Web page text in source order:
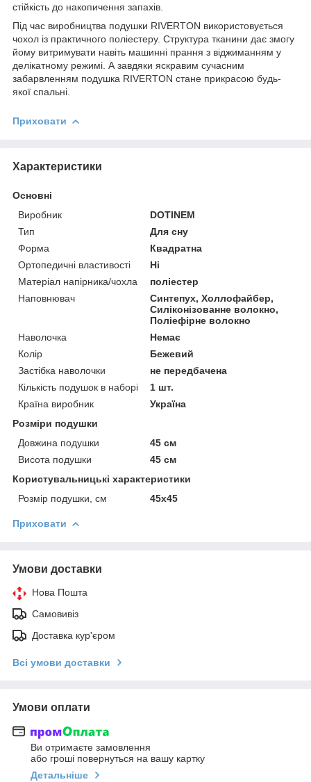
стійкість до накопичення запахів.
Під час виробництва подушки RIVERTON використовується
чохол із практичного поліестеру. Структура тканини дає змогу
йому витримувати навіть машинні прання з віджиманням у
делікатному режимі. А завдяки яскравим сучасним
забарвленням подушка RIVERTON стане прикрасою будь-
якої спальні.
Приховати
Характеристики
Основні
Виробник
DOTINEM
Тип
Для сну
Форма
Квадратна
Ортопедичні властивості
Ні
Матеріал напірника/чохла
поліестер
Наповнювач
Синтепух, Холлофайбер,
Силіконізованне волокно,
Поліефірне волокно
Наволочка
Немає
Колір
Бежевий
Застібка наволочки
не передбачена
Кількість подушок в наборі
1 шт.
Країна виробник
Україна
Розміри подушки
Довжина подушки
45 см
Висота подушки
45 см
Користувальницькі характеристики
Розмір подушки, см
45х45
Приховати
Умови доставки
Нова Пошта
Самовивіз
Доставка кур'єром
Всі умови доставки
Умови оплати
Ви отримаєте замовлення
або гроші повернуться на вашу картку
Детальніше